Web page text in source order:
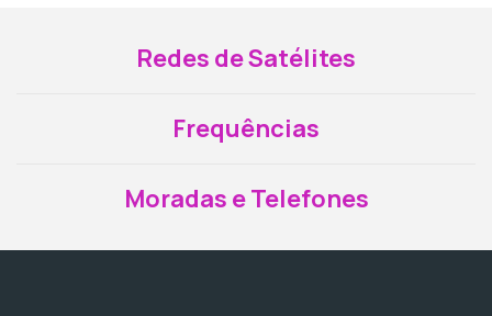
Redes de Satélites
Frequências
Moradas e Telefones